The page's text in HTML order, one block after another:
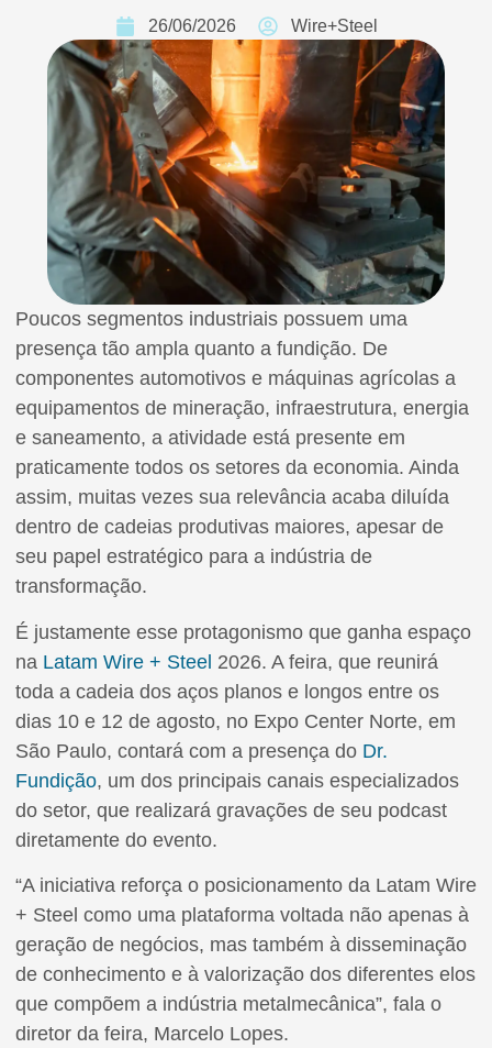
26/06/2026 Wire+Steel
Poucos segmentos industriais possuem uma
presença tão ampla quanto a fundição. De
componentes automotivos e máquinas agrícolas a
equipamentos de mineração, infraestrutura, energia
e saneamento, a atividade está presente em
praticamente todos os setores da economia. Ainda
assim, muitas vezes sua relevância acaba diluída
dentro de cadeias produtivas maiores, apesar de
seu papel estratégico para a indústria de
transformação.
É justamente esse protagonismo que ganha espaço
na Latam Wire + Steel 2026. A feira, que reunirá
toda a cadeia dos aços planos e longos entre os
dias 10 e 12 de agosto, no Expo Center Norte, em
São Paulo, contará com a presença do Dr.
Fundição, um dos principais canais especializados
do setor, que realizará gravações de seu podcast
diretamente do evento.
“A iniciativa reforça o posicionamento da Latam Wire
+ Steel como uma plataforma voltada não apenas à
geração de negócios, mas também à disseminação
de conhecimento e à valorização dos diferentes elos
que compõem a indústria metalmecânica”, fala o
diretor da feira, Marcelo Lopes.